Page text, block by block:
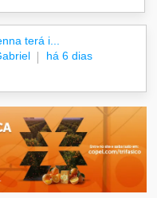
terá i...
há 6 dias